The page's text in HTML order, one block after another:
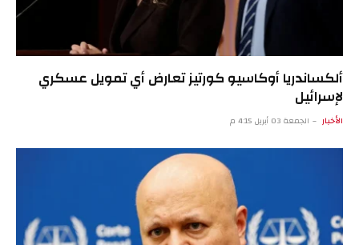
ألكساندريا أوكاسيو كورتيز تعارض أي تمويل عسكري
لإسرائيل
الأخبار الجمعة 03 أبريل 4:15 م